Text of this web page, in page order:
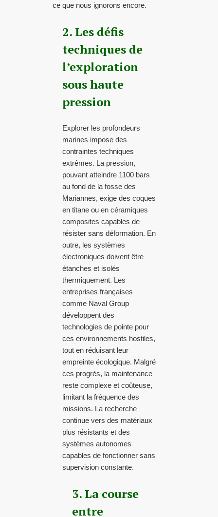
ce que nous ignorons encore.
2. Les défis
techniques de
l’exploration
sous haute
pression
Explorer les profondeurs
marines impose des
contraintes techniques
extrêmes. La pression,
pouvant atteindre 1100 bars
au fond de la fosse des
Mariannes, exige des coques
en titane ou en céramiques
composites capables de
résister sans déformation. En
outre, les systèmes
électroniques doivent être
étanches et isolés
thermiquement. Les
entreprises françaises
comme Naval Group
développent des
technologies de pointe pour
ces environnements hostiles,
tout en réduisant leur
empreinte écologique. Malgré
ces progrès, la maintenance
reste complexe et coûteuse,
limitant la fréquence des
missions. La recherche
continue vers des matériaux
plus résistants et des
systèmes autonomes
capables de fonctionner sans
supervision constante.
3. La course
entre